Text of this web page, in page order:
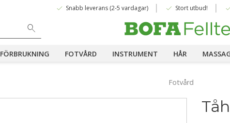
done Snabb leverans (2-5 vardagar) done Stort utbud!
FÖRBRUKNING FOTVÅRD INSTRUMENT HÅR
Fotvård